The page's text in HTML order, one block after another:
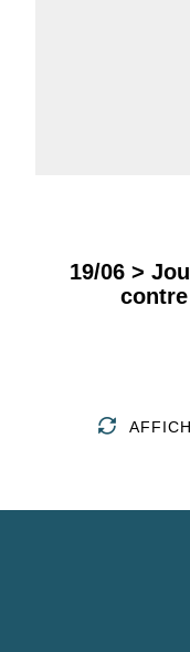
19/06 >